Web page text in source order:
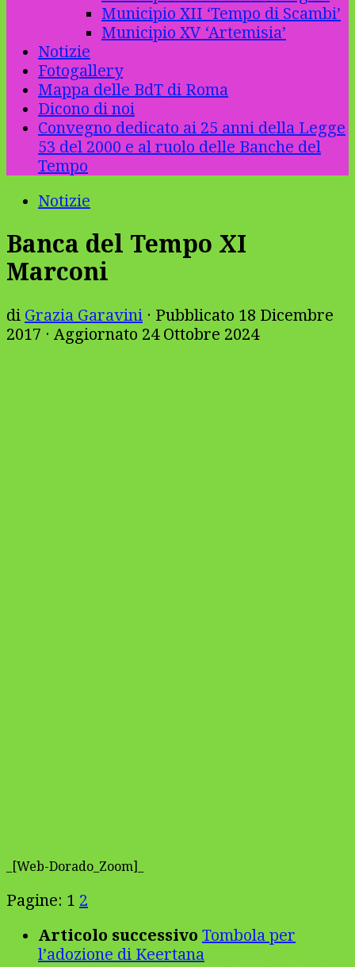
Municipio XII ‘Tempo di Scambi’
Municipio XV ‘Artemisia’
Notizie
Fotogallery
Mappa delle BdT di Roma
Dicono di noi
Convegno dedicato ai 25 anni della Legge
53 del 2000 e al ruolo delle Banche del
Tempo
Notizie
Banca del Tempo XI
Marconi
di Grazia Garavini · Pubblicato 18 Dicembre
2017 · Aggiornato 24 Ottobre 2024
[Web-Dorado_Zoom]
Pagine: 1 2
Articolo successivo Tombola per
l’adozione di Keertana